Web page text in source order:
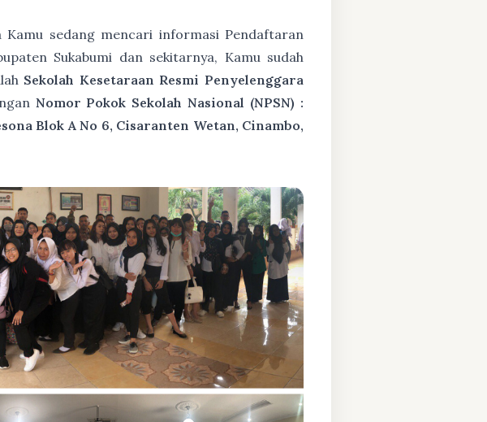
Kamu sedang mencari informasi Pendaftaran
Sukabumi dan sekitarnya, Kamu sudah
Sekolah Kesetaraan Resmi Penyelenggara
Nomor Pokok Sekolah Nasional (NPSN) :
Blok A No 6, Cisaranten Wetan, Cinambo,